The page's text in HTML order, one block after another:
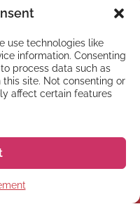
use technologies like
information. Consenting
process data such as
this site. Not consenting or
affect certain features
newsletter